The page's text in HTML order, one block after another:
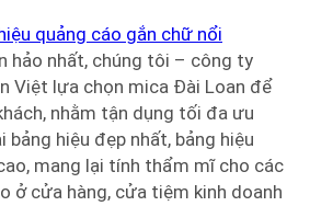
quảng cáo gắn chữ nổi
hảo nhất, chúng tôi – công ty
Việt lựa chọn mica Đài Loan để
nhằm tận dụng tối đa ưu
bảng hiệu đẹp nhất, bảng hiệu
mang lại tính thẩm mĩ cho các
ở cửa hàng, cửa tiệm kinh doanh